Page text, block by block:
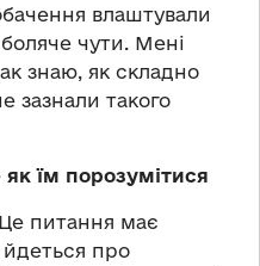
влаштували
чути. Мені
знаю, як складно
зазнали такого
як їм порозумітися
Це питання має
про